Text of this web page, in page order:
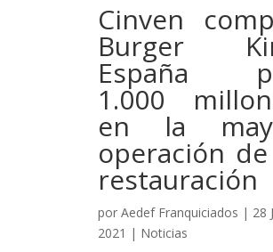
Cinven
Burger
España
1.000
en la
operación
restauración
porAedef Franquiciados | 28
2021 | Noticias